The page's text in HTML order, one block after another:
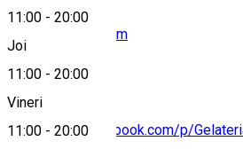
11:00 - 20:00
Joi
11:00 - 20:00
Vineri
11:00 - 20:00
bburca@yahoo.com
https://www.facebook.com/p/